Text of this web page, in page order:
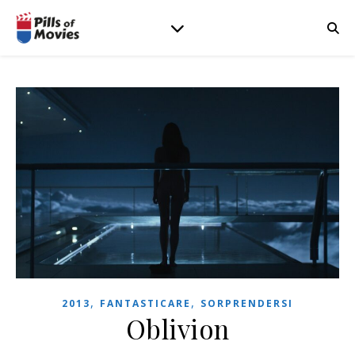
2013, FANTASTICARE , SORPRENDERSI
Oblivion